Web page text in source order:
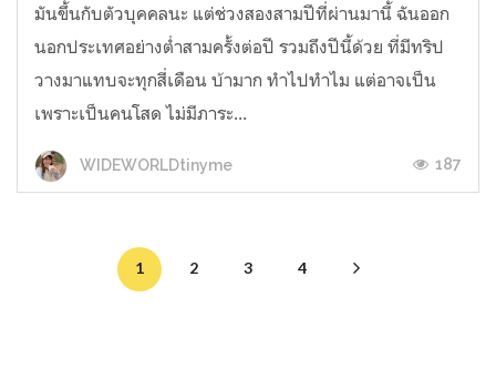
มันขึ้นกับตัวบุคคลนะ แต่ช่วงสองสามปีที่ผ่านมานี้ ฉันออก
นอกประเทศอย่างต่ำสามครั้งต่อปี รวมถึงปีนี้ด้วย ที่มีทริป
วางมาแทบจะทุกสี่เดือน บ้ามาก ทำไปทำไม แต่อาจเป็น
เพราะเป็นคนโสด ไม่มีภาระ...
WIDEWORLDtinyme 187
1 2 3 4